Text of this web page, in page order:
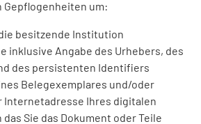
um:
besitzende Institution
inklusive Angabe des Urhebers, des
des persistenten Identifiers
Belegexemplares und/oder
Internetadresse Ihres digitalen
Sie das Dokument oder Teile